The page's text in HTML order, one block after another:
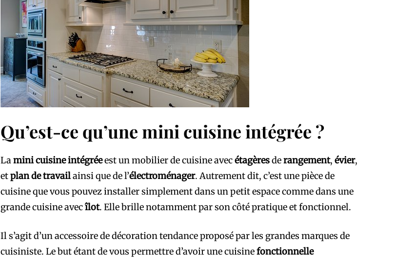
Qu’est-ce qu’une mini cuisine intégrée ?
Lamini cuisine intégréeest un mobilier de cuisine avecétagèresderangement,évier,
etplan de travailainsi que de l’électroménager. Autrement dit, c’est une pièce de
cuisine que vous pouvez installer simplement dans un petit espace comme dans une
grande cuisine avecîlot. Elle brille notamment par son côté pratique et fonctionnel.
Il s’agit d’un accessoire de décoration tendance proposé par les grandes marques de
cuisiniste. Le but étant de vous permettre d’avoir une cuisinefonctionnelle